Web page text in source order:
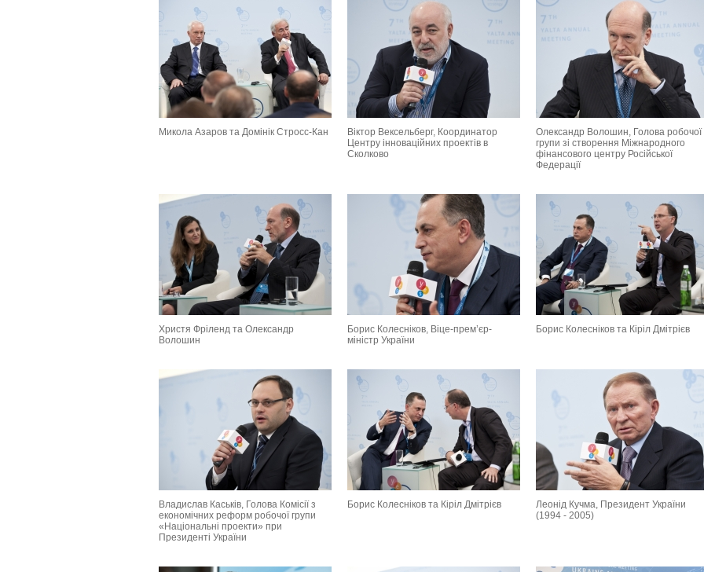
Микола Азаров та Домінік Стросс-Кан
Віктор Вексельберг, Координатор
Центру інноваційних проектів в
Сколково
Олександр Волошин, Голова робочої
групи зі створення Міжнародного
фінансового центру Російської
Федерації
Христя Фріленд та Олександр
Волошин
Борис Колесніков, Віце-прем’єр-
міністр України
Борис Колесніков та Кіріл Дмітрієв
Владислав Каськів, Голова Комісії з
економічних реформ робочої групи
«Національні проекти» при
Президенті України
Борис Колесніков та Кіріл Дмітрієв
Леонід Кучма, Президент України
(1994 - 2005)